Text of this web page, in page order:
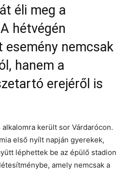
éli meg a
hétvégén
esemény nemcsak
hanem a
erejéről is
került sor Várdarócon.
első nyílt napján gyerekek,
léphettek be az épülő stadion
amely nemcsak a